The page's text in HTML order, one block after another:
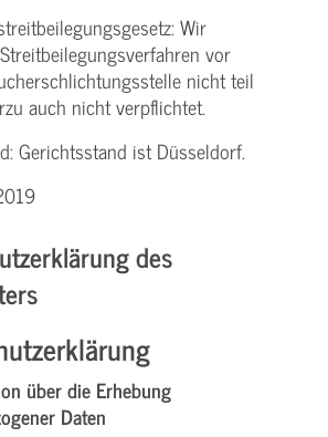
Wir
vor
nicht teil
auch nicht verpflichtet.
Gerichtsstand ist Düsseldorf.
des
über die Erhebung
Daten